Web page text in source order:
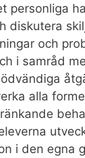
personliga
diskutera
och
i samråd
alla
i den egna